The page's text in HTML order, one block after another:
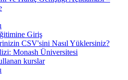
Giriş
CSV'sini Nasıl Yüklersiniz?
Monash Üniversitesi
kurslar